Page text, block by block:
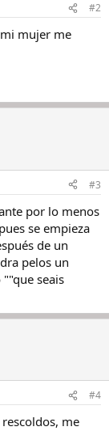
#2
mujer me
#3
por lo menos
se empieza
de un
pelos un
seais
#4
me